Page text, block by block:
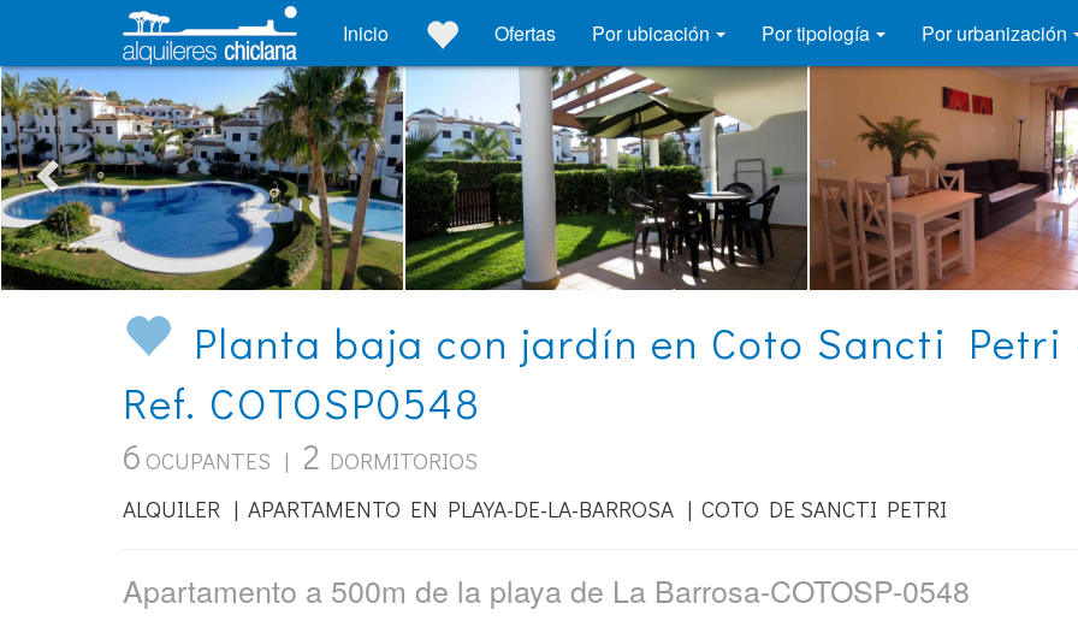
Inicio Ofertas Por ubicación Por tipología Por urbanización
Planta baja con jardín en Coto Sancti Petri
Ref. COTOSP0548
6 OCUPANTES | 2 DORMITORIOS
ALQUILER | APARTAMENTO EN PLAYA-DE-LA-BARROSA | COTO DE SANCTI PETRI
Apartamento a 500m de la playa de La Barrosa-COTOSP-0548